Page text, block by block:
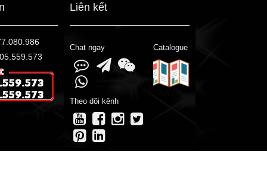
Liên kết
Chat ngay
Theo dõi kênh
Catalogue